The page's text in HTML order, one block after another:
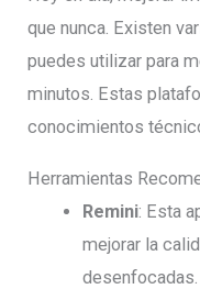
que nunca. Existen
puedes utilizar para
minutos. Estas
conocimientos
Herramientas
Remini: Esta
mejorar la
desenfocadas.